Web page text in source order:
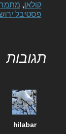
קולאן,
פסטיבל
תגובות
hilabar